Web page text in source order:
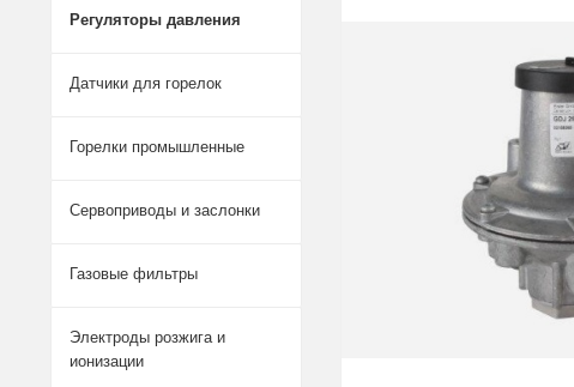
Регуляторы давления
Датчики для горелок
Горелки промышленные
Сервоприводы и заслонки
Газовые фильтры
Электроды розжига и
ионизации